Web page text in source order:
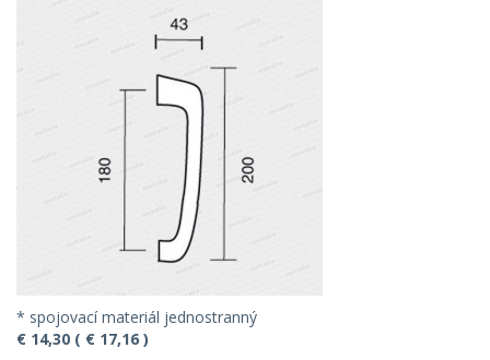
* spojovací materiál jednostranný
€ 14,30 ( € 17,16 )